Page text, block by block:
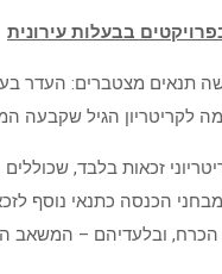
בבעלות עירונית
זכאות בלבד,
להכליל מבחני הכנסה
ובלעדיהם – המשאב